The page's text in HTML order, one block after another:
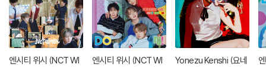
엔시티 위시 (NCT WI
엔시티 위시 (NCT WI
Yonezu Kenshi (요네